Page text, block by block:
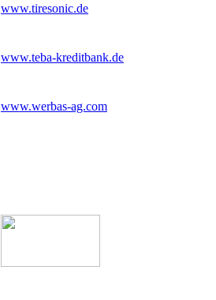
www.tiresonic.de
www.teba-kreditbank.de
www.werbas-ag.com